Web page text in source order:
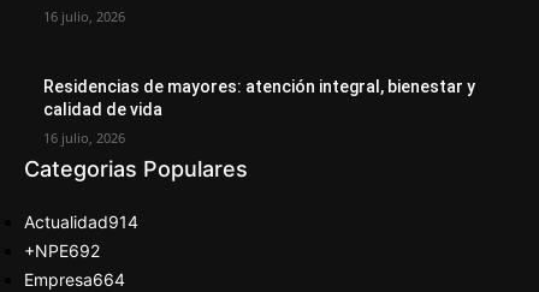
16 julio, 2026
Residencias de mayores: atención integral, bienestar y
calidad de vida
16 julio, 2026
Categorias Populares
Actualidad914
+NPE692
Empresa664